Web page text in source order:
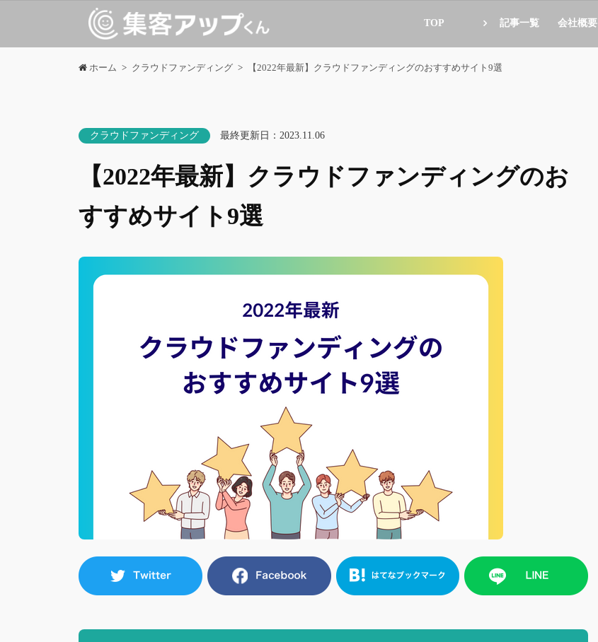
TOP 記事一覧 会社概要
ホーム クラウドファンディング 【2022年最新】クラウドファンディングのおすすめサイト9選
クラウドファンディング 最終更新日： 2023.11.06
【2022年最新】クラウドファンディングのお
すすめサイト9選